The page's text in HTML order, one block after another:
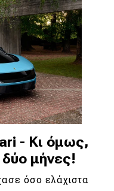
- Κι όμως,
μήνες!
όσο ελάχιστα